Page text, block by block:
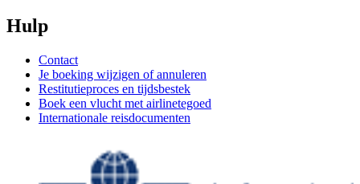
Hulp
Contact
Je boeking wijzigen of annuleren
Restitutieproces en tijdsbestek
Boek een vlucht met airlinetegoed
Internationale reisdocumenten